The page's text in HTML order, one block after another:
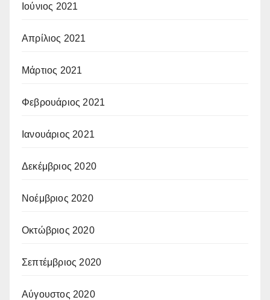
Ιούνιος 2021
Απρίλιος 2021
Μάρτιος 2021
Φεβρουάριος 2021
Ιανουάριος 2021
Δεκέμβριος 2020
Νοέμβριος 2020
Οκτώβριος 2020
Σεπτέμβριος 2020
Αύγουστος 2020